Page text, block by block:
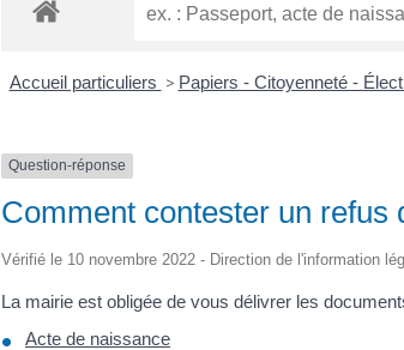
Accueil particuliers > Papiers - Citoyenneté -
Question-réponse
Comment contester un
Vérifié le 10 novembre 2022 - Direction de l'information
La mairie est obligée de vous délivrer les
Acte de naissance